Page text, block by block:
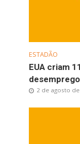
ESTADÃO
EUA criam
2 de agosto